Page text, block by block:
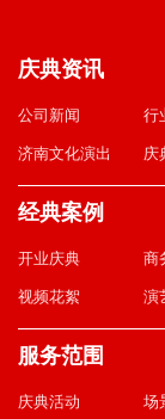
庆典资讯
公司新闻 行
济南文化演出 庆
经典案例
开业庆典 商
视频花絮 演
服务范围
庆典活动 场